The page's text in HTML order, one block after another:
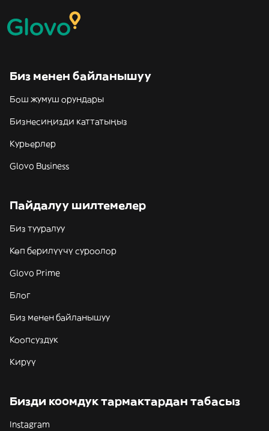
Биз менен байланышуу
Бош жумуш орундары
Бизнесиңизди каттатыңыз
Курьерлер
Glovo Business
Пайдалуу шилтемелер
Биз тууралуу
Көп берилүүчү суроолор
Glovo Prime
Блог
Биз менен байланышуу
Коопсуздук
Кирүү
Бизди коомдук тармактардан табасыз
Instagram